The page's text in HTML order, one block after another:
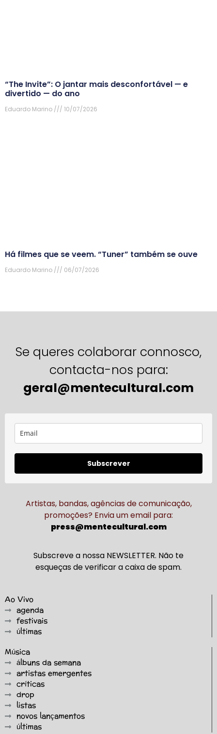
“The Invite”: O jantar mais desconfortável — e
divertido — do ano
Eduardo Marino 10/07/2026
Há filmes que se veem. “Tuner” também se ouve
Eduardo Marino 06/07/2026
Se queres colaborar connosco,
contacta-nos para:
geral@mentecultural.com
Subscrever
Artistas, bandas, agências de comunicação,
promoções? Envia um email para:
press@mentecultural.com
Subscreve a nossa NEWSLETTER. Não te
esqueças de verificar a caixa de spam.
Ao Vivo
agenda
festivais
últimas
Música
álbuns da semana
artistas emergentes
críticas
drop
listas
novos lançamentos
últimas